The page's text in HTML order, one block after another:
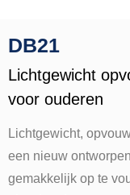
DB21
Lichtgewicht
voor ouderen
Lichtgewicht,
een nieuw
gemakkelijk op te